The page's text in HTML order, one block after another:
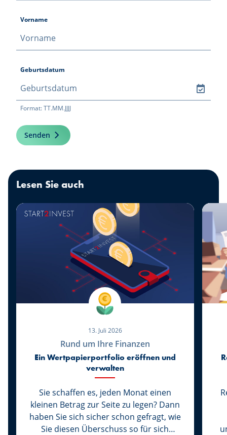
Vorname
Geburtsdatum
Format: TT.MM.JJJJ
Senden
Lesen Sie auch
13. Juli 2026
Rund um Ihre Finanzen
Ein Wertpapierportfolio eröffnen und
verwalten
Sie schaffen es, jeden Monat einen
kleinen Betrag zur Seite zu legen? Dann
haben Sie sich sicher schon gefragt, wie
Sie diesen Überschuss so für sich